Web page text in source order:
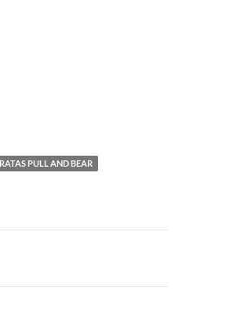
PULL AND BEAR